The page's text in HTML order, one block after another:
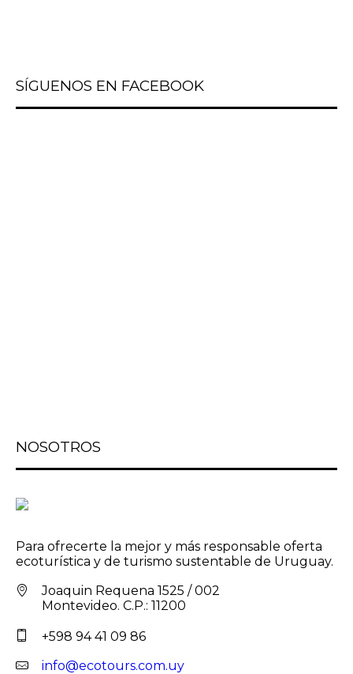
SÍGUENOS EN FACEBOOK
NOSOTROS
Para ofrecerte la mejor y más responsable oferta
ecoturística y de turismo sustentable de Uruguay.
Joaquin Requena 1525 / 002
Montevideo. C.P.: 11200
+598 94 41 09 86
info@ecotours.com.uy